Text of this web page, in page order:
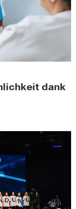
dank